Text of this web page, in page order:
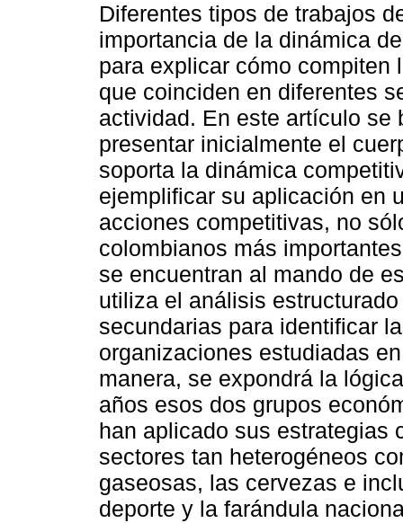
Diferentes tipos de trabajos
importancia de la dinámica
para explicar cómo compiten
que coinciden en diferentes
actividad. En este artículo se
presentar inicialmente el
soporta la dinámica
ejemplificar su aplicación en
acciones competitivas, no
colombianos más
se encuentran al mando de
utiliza el análisis
secundarias para identificar
organizaciones estudiadas
manera, se expondrá la
años esos dos grupos
han aplicado sus estrategias
sectores tan heterogéneos
gaseosas, las cervezas e
deporte y la farándula